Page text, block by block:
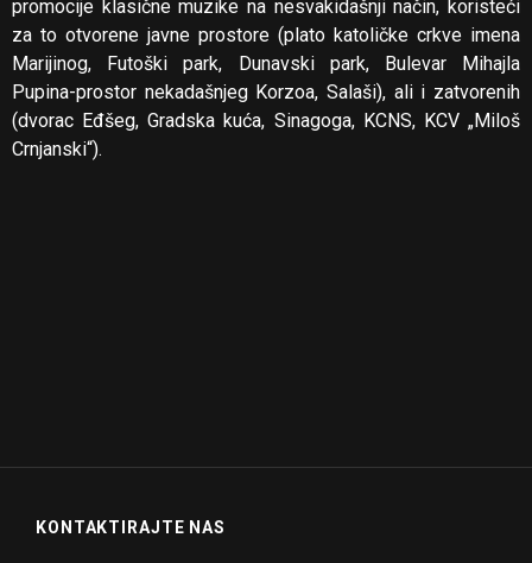
promocije klasične muzike na nesvakidašnji način, koristeći
za to otvorene javne prostore (plato katoličke crkve imena
Marijinog, Futoški park, Dunavski park, Bulevar Mihajla
Pupina-prostor nekadašnjeg Korzoa, Salaši), ali i zatvorenih
(dvorac Eđšeg, Gradska kuća, Sinagoga, KCNS, KCV „Miloš
Crnjanski“).
KONTAKTIRAJTE NAS